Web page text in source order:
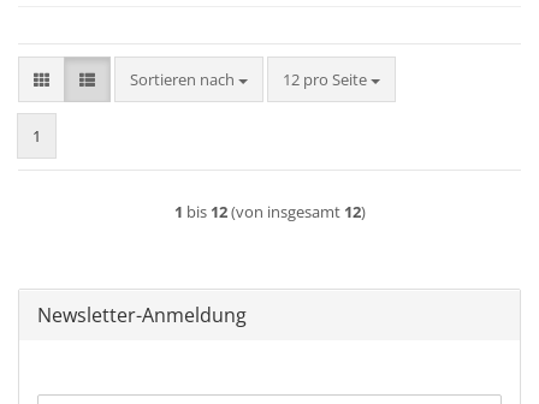
Sortieren nach
Sortieren nach 12 pro Seite
pro Seite
1
1 bis 12(von insgesamt 12)
Newsletter-Anmeldung